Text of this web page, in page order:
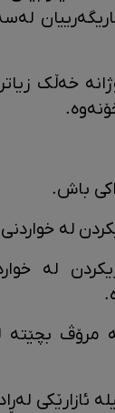
خەڵک
باش.
لە
لە
مرۆڤ بچێتە
ئازارێکی